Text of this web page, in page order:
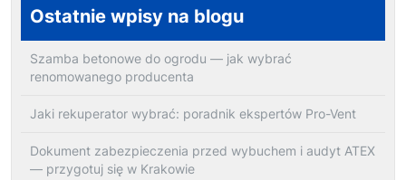
Ostatnie wpisy na blogu
Szamba betonowe do ogrodu — jak wybrać
renomowanego producenta
Jaki rekuperator wybrać: poradnik ekspertów Pro-Vent
Dokument zabezpieczenia przed wybuchem i audyt ATEX
— przygotuj się w Krakowie